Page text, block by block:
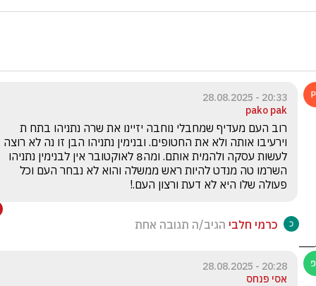
20:33 - 28.08.2025
pako pak
פעולה שלו היא לא דעת ורצון העם.!
כרמי חלבי הגיב/ה תגובה אחת
20:28 - 28.08.2025
אסי פנחס